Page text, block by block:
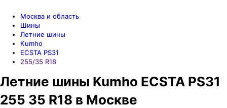
Москва и область
Шины
Летние шины
Kumho
ECSTA PS31
255/35 R18
Летние шины Kumho ECSTA PS31
255 35 R18 в Москве